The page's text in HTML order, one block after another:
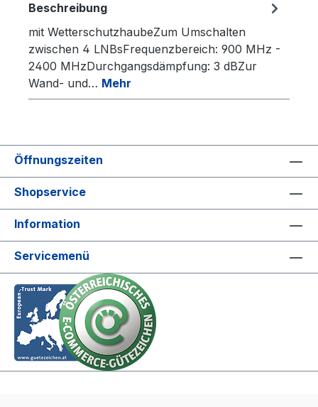
Beschreibung
mit WetterschutzhaubeZum Umschalten
zwischen 4 LNBsFrequenzbereich: 900 MHz -
2400 MHzDurchgangsdämpfung: 3 dBZur
Wand- und… Mehr
Öffnungszeiten
Shopservice
Information
Servicemenü